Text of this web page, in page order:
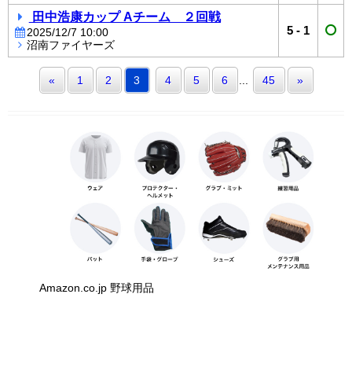
田中浩康カップ Aチーム ２回戦
2025/12/7 10:00
沼南ファイヤーズ
5 - 1
« 1 2 3 4 5 6 ... 45 »
Amazon.co.jp 野球用品